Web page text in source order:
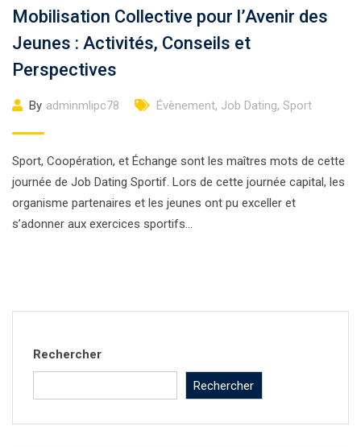
Mobilisation Collective pour l’Avenir des
Jeunes : Activités, Conseils et
Perspectives
By adminmlipc78 Évènement, Job Dating, Sport
Sport, Coopération, et Échange sont les maîtres mots de cette
journée de Job Dating Sportif. Lors de cette journée capital, les
organisme partenaires et les jeunes ont pu exceller et
s’adonner aux exercices sportifs…
Rechercher
Rechercher